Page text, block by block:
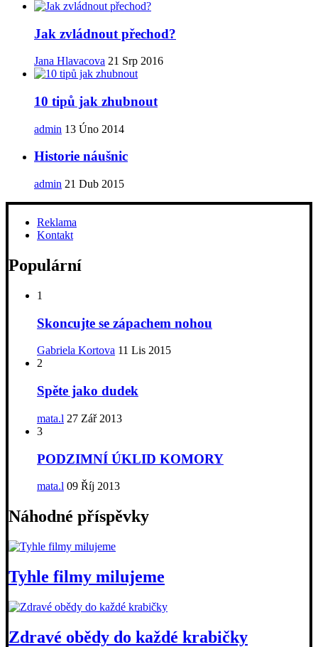
Jak zvládnout přechod?
Jana Hlavacova 21 Srp 2016
10 tipů jak zhubnout
admin 13 Úno 2014
Historie náušnic
admin 21 Dub 2015
Reklama
Kontakt
Populární
1
Skoncujte se zápachem nohou
Gabriela Kortova 11 Lis 2015
2
Spěte jako dudek
mata.l 27 Zář 2013
3
PODZIMNÍ ÚKLID KOMORY
mata.l 09 Říj 2013
Náhodné příspěvky
Tyhle filmy milujeme
Zdravé obědy do každé krabičky